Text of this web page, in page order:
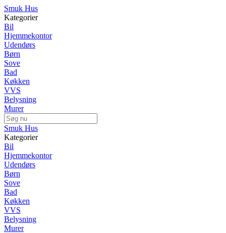
Smuk Hus
Kategorier
Bil
Hjemmekontor
Udendørs
Børn
Sove
Bad
Køkken
VVS
Belysning
Murer
Smuk Hus
Kategorier
Bil
Hjemmekontor
Udendørs
Børn
Sove
Bad
Køkken
VVS
Belysning
Murer